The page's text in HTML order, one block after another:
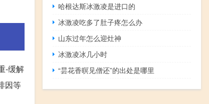
-缓解
因等
哈根达斯冰激凌是进口的
冰激凌吃多了肚子疼怎么办
山东过年怎么迎灶神
冰激凌冰几小时
“昙花香暝见僧还”的出处是哪里